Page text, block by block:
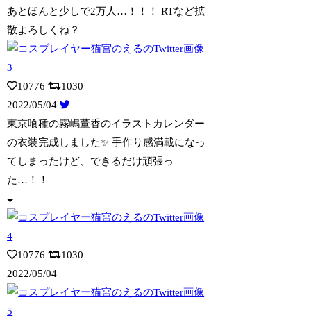
あとほんと少しで2万人…！！！ RTなど拡
散よろしくね？
10776
1030
2022/05/04
東京喰種の霧嶋董香のイラストカレンダー
の衣装完成しました✨ 手作り感満載になっ
てしまったけど、できるだけ頑張っ
た…！！
10776
1030
2022/05/04